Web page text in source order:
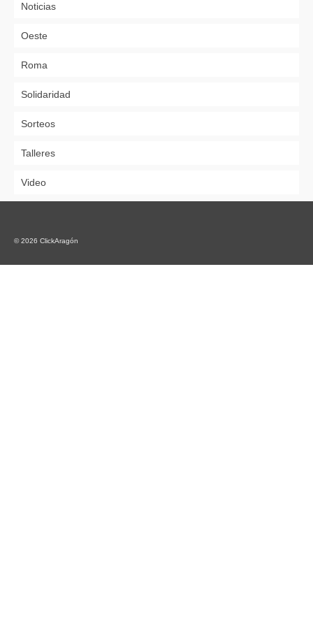
Noticias
Oeste
Roma
Solidaridad
Sorteos
Talleres
Video
© 2026 ClickAragón